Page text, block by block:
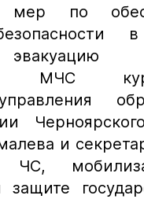
по
МЧС
и
защите